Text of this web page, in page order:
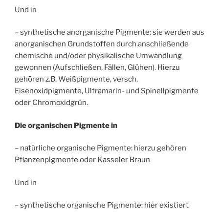
Und in
– synthetische anorganische Pigmente: sie werden aus
anorganischen Grundstoffen durch anschließende
chemische und/oder physikalische Umwandlung
gewonnen (Aufschließen, Fällen, Glühen). Hierzu
gehören z.B. Weißpigmente, versch.
Eisenoxidpigmente, Ultramarin- und Spinellpigmente
oder Chromoxidgrün.
Die organischen Pigmente in
– natürliche organische Pigmente: hierzu gehören
Pflanzenpigmente oder Kasseler Braun
Und in
– synthetische organische Pigmente: hier existiert